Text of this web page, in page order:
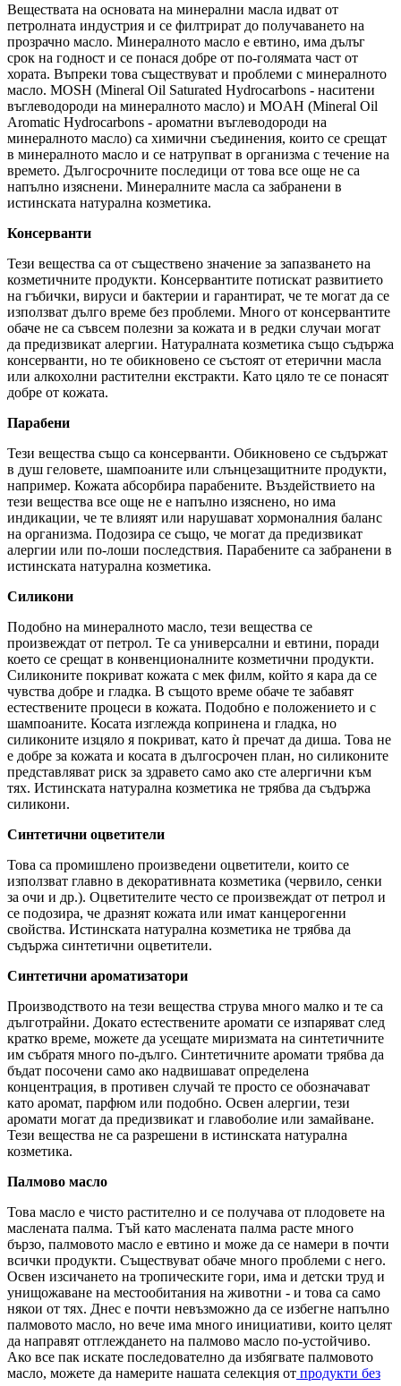
Веществата на основата на минерални масла идват от
петролната индустрия и се филтрират до получаването на
прозрачно масло. Минералното масло е евтино, има дълъг
срок на годност и се понася добре от по-голямата част от
хората. Въпреки това съществуват и проблеми с минералното
масло. MOSH (Mineral Oil Saturated Hydrocarbons - наситени
въглеводороди на минералното масло) и MOAH (Mineral Oil
Aromatic Hydrocarbons - ароматни въглеводороди на
минералното масло) са химични съединения, които се срещат
в минералното масло и се натрупват в организма с течение на
времето. Дългосрочните последици от това все още не са
напълно изяснени. Минералните масла са забранени в
истинската натурална козметика.
Консерванти
Тези вещества са от съществено значение за запазването на
козметичните продукти. Консервантите потискат развитието
на гъбички, вируси и бактерии и гарантират, че те могат да се
използват дълго време без проблеми. Много от консервантите
обаче не са съвсем полезни за кожата и в редки случаи могат
да предизвикат алергии. Натуралната козметика също съдържа
консерванти, но те обикновено се състоят от етерични масла
или алкохолни растителни екстракти. Като цяло те се понасят
добре от кожата.
Парабени
Тези вещества също са консерванти. Обикновено се съдържат
в душ геловете, шампоаните или слънцезащитните продукти,
например. Кожата абсорбира парабените. Въздействието на
тези вещества все още не е напълно изяснено, но има
индикации, че те влияят или нарушават хормоналния баланс
на организма. Подозира се също, че могат да предизвикат
алергии или по-лоши последствия. Парабените са забранени в
истинската натурална козметика.
Силикони
Подобно на минералното масло, тези вещества се
произвеждат от петрол. Те са универсални и евтини, поради
което се срещат в конвенционалните козметични продукти.
Силиконите покриват кожата с мек филм, който я кара да се
чувства добре и гладка. В същото време обаче те забавят
естествените процеси в кожата. Подобно е положението и с
шампоаните. Косата изглежда копринена и гладка, но
силиконите изцяло я покриват, като ѝ пречат да диша. Това не
е добре за кожата и косата в дългосрочен план, но силиконите
представляват риск за здравето само ако сте алергични към
тях. Истинската натурална козметика не трябва да съдържа
силикони.
Синтетични оцветители
Това са промишлено произведени оцветители, които се
използват главно в декоративната козметика (червило, сенки
за очи и др.). Оцветителите често се произвеждат от петрол и
се подозира, че дразнят кожата или имат канцерогенни
свойства. Истинската натурална козметика не трябва да
съдържа синтетични оцветители.
Синтетични ароматизатори
Производството на тези вещества струва много малко и те са
дълготрайни. Докато естествените аромати се изпаряват след
кратко време, можете да усещате миризмата на синтетичните
им събратя много по-дълго. Синтетичните аромати трябва да
бъдат посочени само ако надвишават определена
концентрация, в противен случай те просто се обозначават
като аромат, парфюм или подобно. Освен алергии, тези
аромати могат да предизвикат и главоболие или замайване.
Тези вещества не са разрешени в истинската натурална
козметика.
Палмово масло
Това масло е чисто растително и се получава от плодовете на
маслената палма. Тъй като маслената палма расте много
бързо, палмовото масло е евтино и може да се намери в почти
всички продукти. Съществуват обаче много проблеми с него.
Освен изсичането на тропическите гори, има и детски труд и
унищожаване на местообитания на животни - и това са само
някои от тях. Днес е почти невъзможно да се избегне напълно
палмовото масло, но вече има много инициативи, които целят
да направят отглеждането на палмово масло по-устойчиво.
Ако все пак искате последователно да избягвате палмовото
масло, можете да намерите нашата селекция от продукти без